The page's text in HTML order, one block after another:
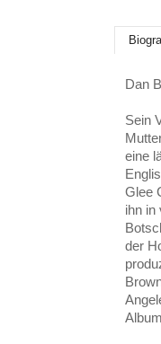
Dan
Sein
eine
Glee
ihn in
der